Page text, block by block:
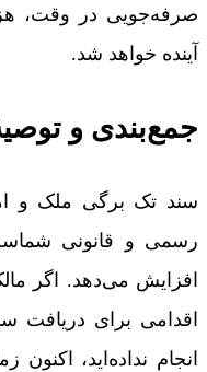
صرفه‌جویی در وقت،
آینده خواهد شد.
جمع‌بندی و
سند تک برگی ملک و
رسمی و قانونی
افزایش می‌دهد. اگر
اقدامی برای دریافت
انجام نداده‌اید،